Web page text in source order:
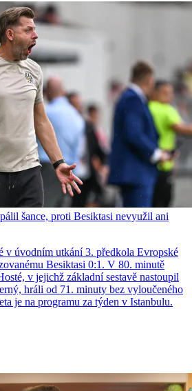
šance, proti Besiktasi nevyužil ani
v úvodním utkání 3. předkola Evropské
Besiktasi 0:1. V 80. minutě
v jejichž základní sestavě nastoupil
hráli od 71. minuty bez vyloučeného
je na programu za týden v Istanbulu.